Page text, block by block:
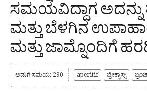
ಸಮಯವಿದ್ದಾಗ
ಮತ್ತು ಬೆಳಗಿನ
ಮತ್ತು ಜಾಮ್ನೊಂದಿಗೆ
ಅಡುಗೆ ಸಮಯ: 290 aperitif ಬ್ರೇಕ್ಫಾಸ್ಟ್